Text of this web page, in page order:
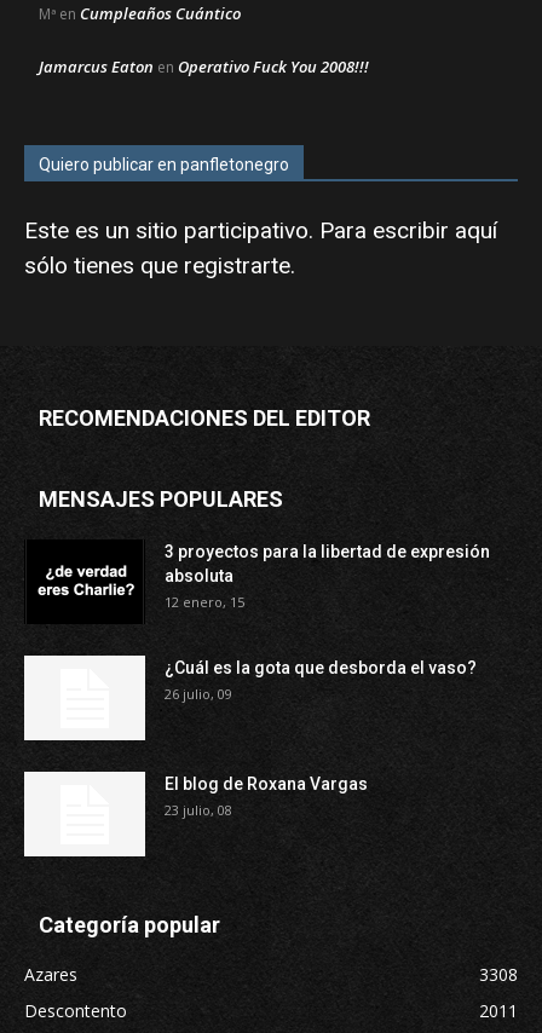
Mª en Cumpleaños Cuántico
Jamarcus Eaton en Operativo Fuck You 2008!!!
Quiero publicar en panfletonegro
Este es un sitio participativo. Para escribir aquí
sólo tienes que registrarte.
RECOMENDACIONES DEL EDITOR
MENSAJES POPULARES
3 proyectos para la libertad de expresión
absoluta
12 enero, 15
¿Cuál es la gota que desborda el vaso?
26 julio, 09
El blog de Roxana Vargas
23 julio, 08
Categoría popular
Azares
3308
Descontento
2011